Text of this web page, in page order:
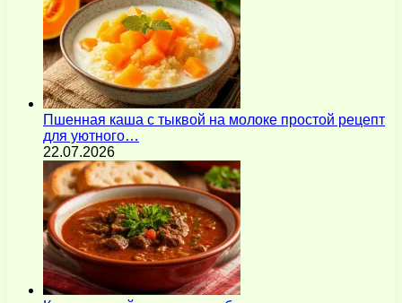
Пшенная каша с тыквой на молоке простой рецепт
для уютного…
22.07.2026